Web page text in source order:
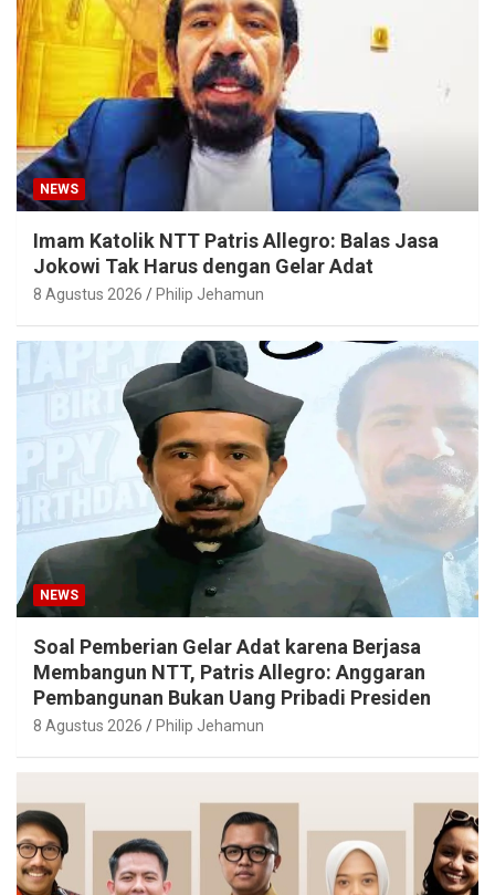
NEWS
Imam Katolik NTT Patris Allegro: Balas Jasa
Jokowi Tak Harus dengan Gelar Adat
8 Agustus 2026 Philip Jehamun
NEWS
Soal Pemberian Gelar Adat karena Berjasa
Membangun NTT, Patris Allegro: Anggaran
Pembangunan Bukan Uang Pribadi Presiden
8 Agustus 2026 Philip Jehamun